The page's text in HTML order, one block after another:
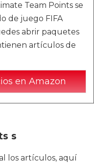
Team Points se
de juego FIFA
abrir paquetes
artículos de
en Amazon
s
los artículos, aquí